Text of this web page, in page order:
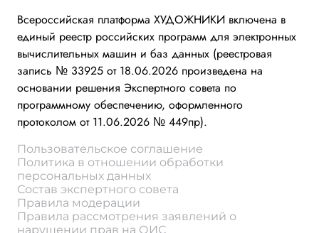
Всероссийская платформа ХУДОЖНИКИ включена в
единый реестр российских программ для электронных
вычислительных машин и баз данных (реестровая
запись № 33925 от 18.06.2026 произведена на
основании решения Экспертного совета по
программному обеспечению, оформленного
протоколом от 11.06.2026 № 449пр).
Пользовательское соглашение
Политика в отношении обработки
персональных данных
Состав экспертного совета
Правила модерации
Правила рассмотрения заявлений о
нарушении прав на ОИС